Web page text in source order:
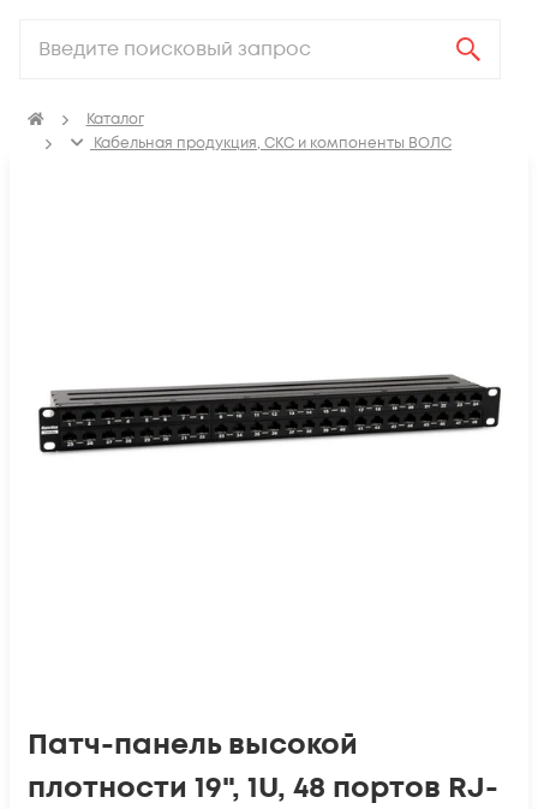
Каталог
Кабельная продукция, СКС и компоненты ВОЛС
Патч-панель высокой
плотности 19", 1U, 48 портов RJ-